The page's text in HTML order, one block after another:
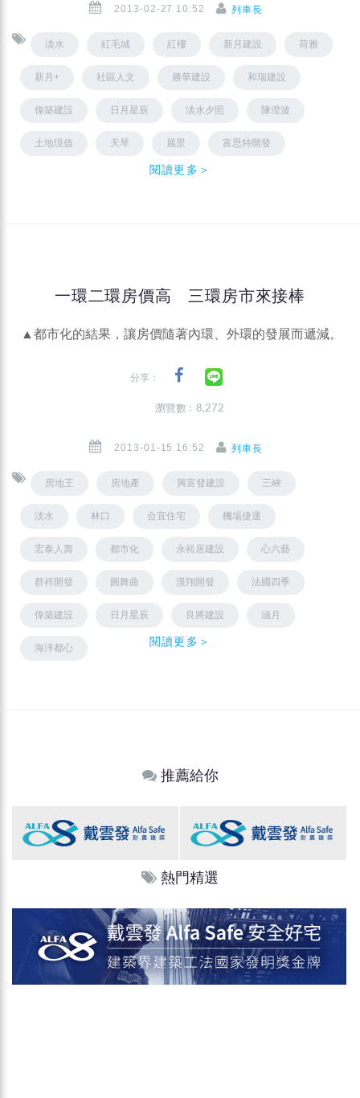
2013-02-27 10:52 列車長
淡水 紅毛城 紅樓 新月建設 荷雅
新月+ 社區人文 勝華建設 和瑞建設
偉築建設 日月星辰 淡水夕照 陳澄波
土地現值 天琴 麗景 富思特開發
閱讀更多＞
一環二環房價高 三環房市來接棒
▲都市化的結果，讓房價隨著內環、外環的發展而遞減。
分享：
瀏覽數 : 8,272
2013-01-15 16:52 列車長
房地王 房地產 興富發建設 三峽
淡水 林口 合宜住宅 機場捷運
宏泰人壽 都市化 永裕居建設 心六藝
群祥開發 圓舞曲 漢翔開發 法國四季
偉築建設 日月星辰 良將建設 涵月
海洋都心 閱讀更多＞
推薦給你
熱門精選